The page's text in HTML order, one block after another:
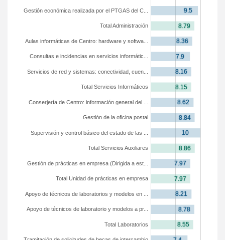
Total Laboratorios
Apoyo de técnicos de laboratorio y modelos a pr...
Apoyo de técnicos de laboratorios y modelos en ...
Total Unidad de prácticas en empresa
Gestión de prácticas en empresa (Dirigida a est...
Total Servicios Auxiliares
Supervisión y control básico del estado de las ...
Gestión de la oficina postal
Conserjería de Centro: información general del ...
Total Servicios Informáticos
Servicios de red y sistemas: conectividad, cuen...
Consultas e incidencias en servicios informátic...
Aulas informáticas de Centro: hardware y softwa...
Total Administración
Gestión económica realizada por el PTGAS del C...